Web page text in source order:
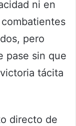
ni en
pero
pase sin que
tácita
directo de